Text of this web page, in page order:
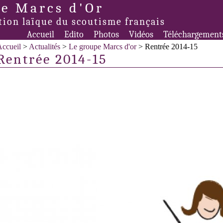
Marcs d'Or
laïque du scoutisme français
Accueil Edito Photos Vidéos
> Actualités > Le groupe Marcs d'or> Rentrée 2014-15
2014-15